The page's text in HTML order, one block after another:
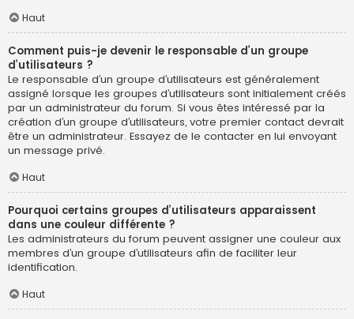
Haut
Comment puis-je devenir le responsable d’un groupe
d’utilisateurs ?
Le responsable d’un groupe d’utilisateurs est généralement
assigné lorsque les groupes d’utilisateurs sont initialement créés
par un administrateur du forum. Si vous êtes intéressé par la
création d’un groupe d’utilisateurs, votre premier contact devrait
être un administrateur. Essayez de le contacter en lui envoyant
un message privé.
Haut
Pourquoi certains groupes d’utilisateurs apparaissent
dans une couleur différente ?
Les administrateurs du forum peuvent assigner une couleur aux
membres d’un groupe d’utilisateurs afin de faciliter leur
identification.
Haut